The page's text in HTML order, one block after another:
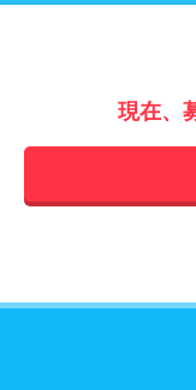
現在、